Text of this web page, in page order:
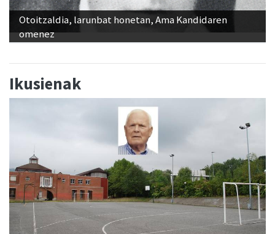
Otoitzaldia, larunbat honetan, Ama Kandidaren
omenez
Ikusienak